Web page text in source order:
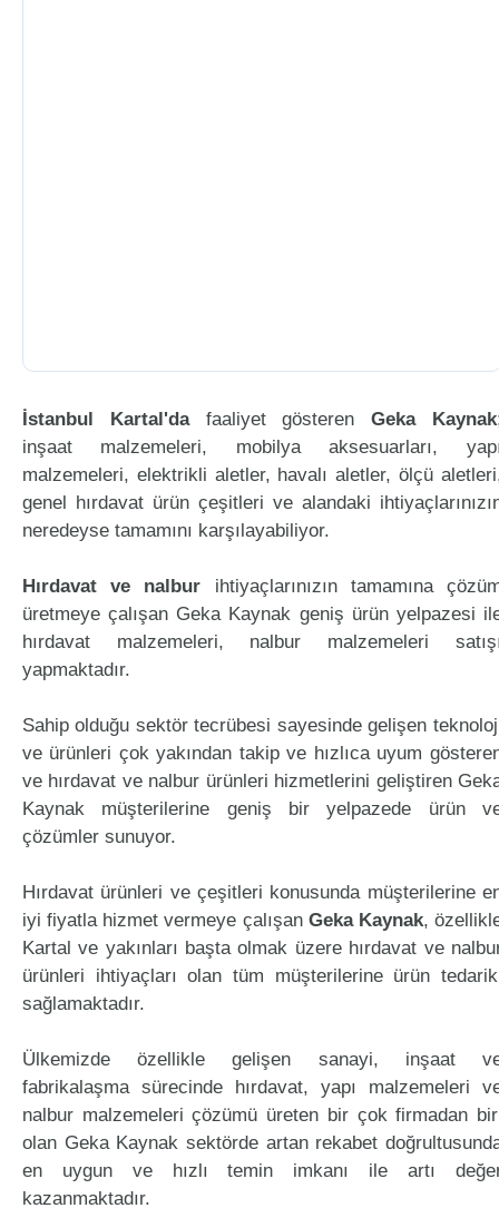
İstanbul Kartal'dafaaliyet gösterenGeka Kaynak
inşaat malzemeleri, mobilya aksesuarları,
malzemeleri, elektrikli aletler, havalı aletler, ölçü
genel hırdavat ürün çeşitleri ve alandaki
neredeyse tamamını karşılayabiliyor.
Hırdavat ve nalbur ihtiyaçlarınızın tamamına
üretmeye çalışan Geka Kaynak geniş ürün yelpazesi
hırdavat malzemeleri, nalbur malzemeleri
yapmaktadır.
Sahip olduğu sektör tecrübesi sayesinde gelişen
ve ürünleri çok yakından takip ve hızlıca uyum
ve hırdavat ve nalbur ürünleri hizmetlerini geliştiren
Kaynak müşterilerine geniş bir yelpazede ürün
çözümler sunuyor.
Hırdavat ürünleri ve çeşitleri konusunda müşterilerine
iyi fiyatla hizmet vermeye çalışan Geka Kaynak,
Kartal ve yakınları başta olmak üzere hırdavat ve
ürünleri ihtiyaçları olan tüm müşterilerine ürün
sağlamaktadır.
Ülkemizde özellikle gelişen sanayi, inşaat
fabrikalaşma sürecinde hırdavat, yapı malzemeleri
nalbur malzemeleri çözümü üreten bir çok firmadan
olan Geka Kaynak sektörde artan rekabet
en uygun ve hızlı temin imkanı ile artı
kazanmaktadır.